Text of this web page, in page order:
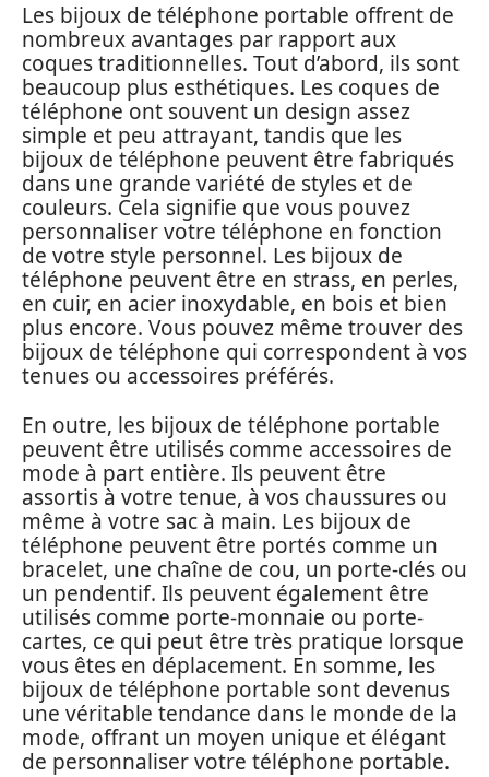
Les bijoux de téléphone portable offrent de
nombreux avantages par rapport aux
coques traditionnelles. Tout d’abord, ils sont
beaucoup plus esthétiques. Les coques de
téléphone ont souvent un design assez
simple et peu attrayant, tandis que les
bijoux de téléphone peuvent être fabriqués
dans une grande variété de styles et de
couleurs. Cela signifie que vous pouvez
personnaliser votre téléphone en fonction
de votre style personnel. Les bijoux de
téléphone peuvent être en strass, en perles,
en cuir, en acier inoxydable, en bois et bien
plus encore. Vous pouvez même trouver des
bijoux de téléphone qui correspondent à vos
tenues ou accessoires préférés.
En outre, les bijoux de téléphone portable
peuvent être utilisés comme accessoires de
mode à part entière. Ils peuvent être
assortis à votre tenue, à vos chaussures ou
même à votre sac à main. Les bijoux de
téléphone peuvent être portés comme un
bracelet, une chaîne de cou, un porte-clés ou
un pendentif. Ils peuvent également être
utilisés comme porte-monnaie ou porte-
cartes, ce qui peut être très pratique lorsque
vous êtes en déplacement. En somme, les
bijoux de téléphone portable sont devenus
une véritable tendance dans le monde de la
mode, offrant un moyen unique et élégant
de personnaliser votre téléphone portable.